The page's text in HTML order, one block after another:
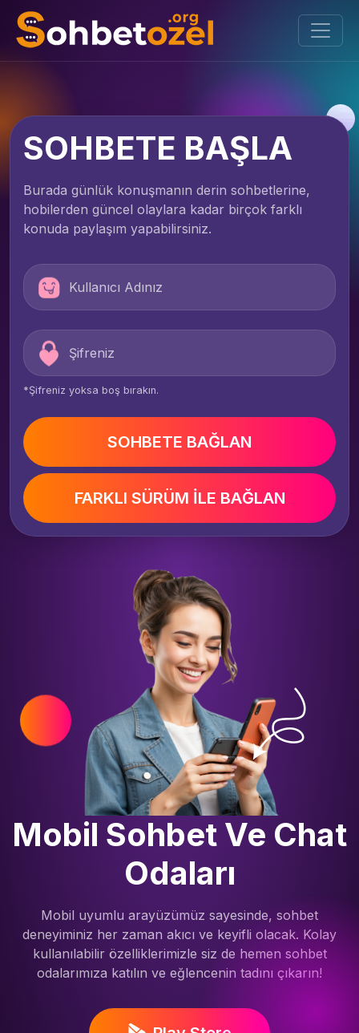
SOHBETE BAŞLA
Burada günlük konuşmanın derin sohbetlerine,
hobilerden güncel olaylara kadar birçok farklı
konuda paylaşım yapabilirsiniz.
*Şifreniz yoksa boş bırakın.
SOHBETE BAĞLAN
FARKLI SÜRÜM İLE BAĞLAN
Mobil Sohbet Ve Chat
Odaları
Mobil uyumlu arayüzümüz sayesinde, sohbet
deneyiminiz her zaman akıcı ve keyifli olacak. Kolay
kullanılabilir özelliklerimizle siz de hemen sohbet
odalarımıza katılın ve eğlencenin tadını çıkarın!